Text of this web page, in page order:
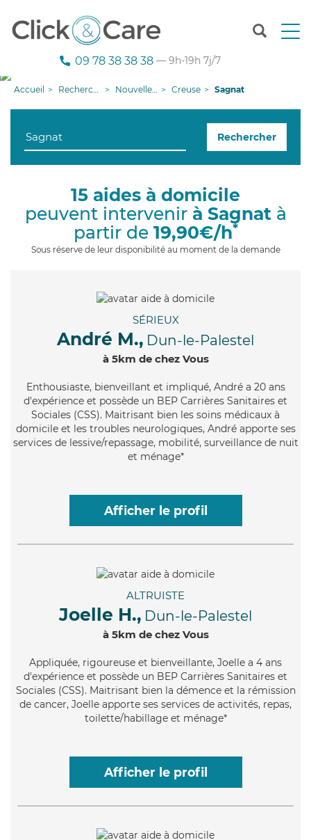
T
n
g
09 78 38 38 38 — 9h-19h 7j/7
Accueil Recherche aide à domicile Nouvelle-Aquitaine Creuse Sagnat
Rechercher
15 aides à domicile
peuvent intervenir à Sagnatà
partir de 19,90€/h*
Sous réserve de leur disponibilité au moment de la demande
SÉRIEUX
André M., Dun-le-Palestel
à 5km de chez Vous
Enthousiaste, bienveillant et impliqué, André a 20 ans
d'expérience et possède un BEP Carrières Sanitaires et
Sociales (CSS). Maitrisant bien les soins médicaux à
domicile et les troubles neurologiques, André apporte ses
services de lessive/repassage, mobilité, surveillance de nuit
et ménage*
Afficher le profil
ALTRUISTE
Joelle H., Dun-le-Palestel
à 5km de chez Vous
Appliquée, rigoureuse et bienveillante, Joelle a 4 ans
d'expérience et possède un BEP Carrières Sanitaires et
Sociales (CSS). Maitrisant bien la démence et la rémission
de cancer, Joelle apporte ses services de activités, repas,
toilette/habillage et ménage*
Afficher le profil